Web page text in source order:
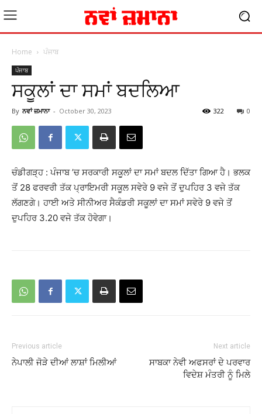
Home ਪੰਜਾਬ
ਪੰਜਾਬ
ਸਕੂਲਾਂ ਦਾ ਸਮਾਂ ਬਦਲਿਆ
By ਨਵਾਂ ਜ਼ਮਾਨਾ - October 30, 2023 0
322
ਚੰਡੀਗੜ੍ਹ : ਪੰਜਾਬ ’ਚ ਸਰਕਾਰੀ ਸਕੂਲਾਂ ਦਾ ਸਮਾਂ ਬਦਲ ਦਿੱਤਾ ਗਿਆ ਹੈ। ਭਲਕ
ਤੋਂ 28 ਫਰਵਰੀ ਤੱਕ ਪ੍ਰਾਇਮਰੀ ਸਕੂਲ ਸਵੇਰੇ 9 ਵਜੇ ਤੋਂ ਦੁਪਹਿਰ 3 ਵਜੇ ਤੱਕ
ਲੱਗਣਗੇ। ਹਾਈ ਅਤੇ ਸੀਨੀਅਰ ਸੈਕੰਡਰੀ ਸਕੂਲਾਂ ਦਾ ਸਮਾਂ ਸਵੇਰੇ 9 ਵਜੇ ਤੋਂ
ਦੁਪਹਿਰ 3.20 ਵਜੇ ਤੱਕ ਹੋਵੇਗਾ।
Previous article
ਨੇਪਾਲੀ ਜੋੜੇ ਦੀਆਂ ਲਾਸ਼ਾਂ ਮਿਲੀਆਂ
Next article
ਸਾਬਕਾ ਨੇਵੀ ਅਫਸਰਾਂ ਦੇ ਪਰਵਾਰ
ਵਿਦੇਸ਼ ਮੰਤਰੀ ਨੂੰ ਮਿਲੇ